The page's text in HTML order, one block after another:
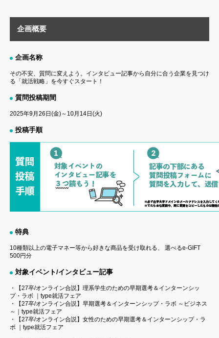
企画概要
企画名称
その不安、質問に変えよう。インタビュー記事から自分に合う企業を見つけ
る「就活戦略」を今すぐスタート！
質問投稿期間
2025年9月26日(金)～10月14日(火)
投稿手順
特典
10種類以上の電子マネー等から好きな商品を受け取れる、 選べるe-GIFT
500円分
対象イベント/インタビュー記事
・【27卒/オンライン合説】理系学生のための早期選考＆インターンシッ
プ・ラボ ｜type就活フェア
・【27卒/オンライン合説】早期選考＆インターンシップ・ラボ ～ビジネス
～｜type就活フェア
・【27卒/オンライン合説】女性のための早期選考＆インターンシップ・ラ
ボ ｜type就活フェア